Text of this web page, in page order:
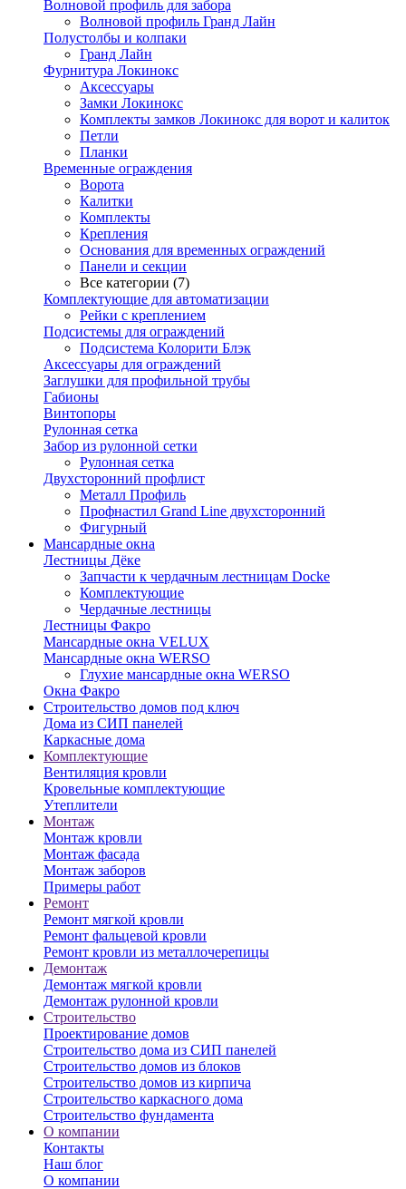
Волновой профиль для забора
Волновой профиль Гранд Лайн
Полустолбы и колпаки
Гранд Лайн
Фурнитура Локинокс
Аксессуары
Замки Локинокс
Комплекты замков Локинокс для ворот и калиток
Петли
Планки
Временные ограждения
Ворота
Калитки
Комплекты
Крепления
Основания для временных ограждений
Панели и секции
Все категории (7)
Комплектующие для автоматизации
Рейки с креплением
Подсистемы для ограждений
Подсистема Колорити Блэк
Аксессуары для ограждений
Заглушки для профильной трубы
Габионы
Винтопоры
Рулонная сетка
Забор из рулонной сетки
Рулонная сетка
Двухсторонний профлист
Металл Профиль
Профнастил Grand Line двухсторонний
Фигурный
Мансардные окна
Лестницы Дёке
Запчасти к чердачным лестницам Docke
Комплектующие
Чердачные лестницы
Лестницы Факро
Мансардные окна VELUX
Мансардные окна WERSO
Глухие мансардные окна WERSO
Окна Факро
Строительство домов под ключ
Дома из СИП панелей
Каркасные дома
Комплектующие
Вентиляция кровли
Кровельные комплектующие
Утеплители
Монтаж
Монтаж кровли
Монтаж фасада
Монтаж заборов
Примеры работ
Ремонт
Ремонт мягкой кровли
Ремонт фальцевой кровли
Ремонт кровли из металлочерепицы
Демонтаж
Демонтаж мягкой кровли
Демонтаж рулонной кровли
Строительство
Проектирование домов
Строительство дома из СИП панелей
Строительство домов из блоков
Строительство домов из кирпича
Строительство каркасного дома
Строительство фундамента
О компании
Контакты
Наш блог
О компании